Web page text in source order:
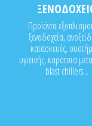
Προϊόντα
ξενοδοχεία,
κατασκευές,
υγιεινής, καρότσια
blast chillers...